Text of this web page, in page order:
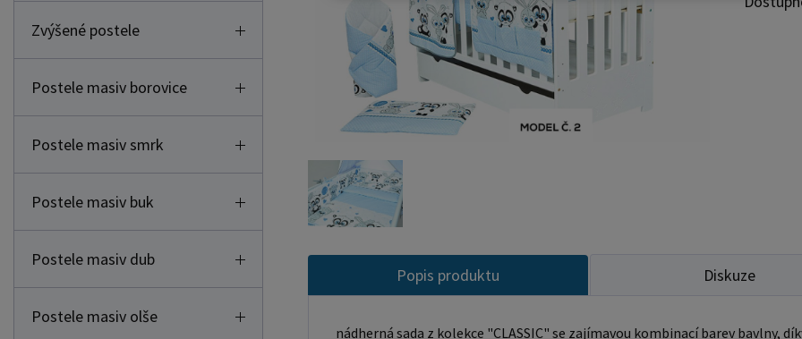
Zvýšené postele
Postele masiv borovice
Postele masiv smrk
Postele masiv buk
Postele masiv dub
Postele masiv olše
spojení,
pomocí
Popis produktu Diskuze
nádherná sada z kolekce "CLASSIC" se zajímavou kombinací barev bavlny,